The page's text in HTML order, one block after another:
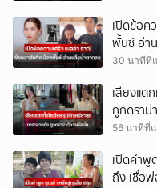
เปิดข้อค
พั้นซ์ อ่า
30 นาทีที่
เสียงแต
ถูกดราม่
56 นาทีที่
เปิดคำ
ถึง เชื่อ